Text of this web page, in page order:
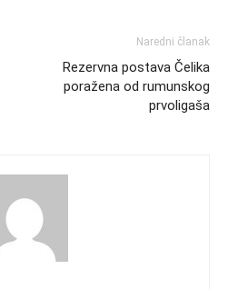
Naredni članak
Rezervna postava Čelika
poražena od rumunskog
prvoligaša